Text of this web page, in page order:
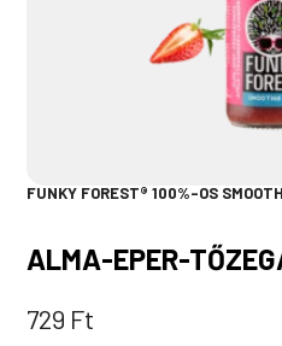
FUNKY FOREST® 100%-OS
ALMA-EPER-
729 Ft